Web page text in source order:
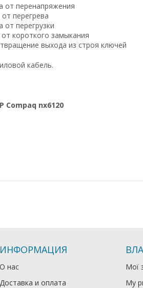
от перенапряжения
перегрева
перегрузки
короткого замыкания
выхода из строя ключей
кабель.
Compaq nx6120
ИНФОРМАЦИЯ
О нас
Доставка и оплата
Мої
My